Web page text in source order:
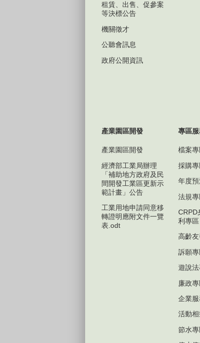
租賃、出售、促參案
等決標公告
機關徵才
公聽會訊息
政府公開資訊
產業園區開發
產業園區開發
經濟部工業局辦理
「補助地方政府及民
間開發工業區更新示
範計畫」公告
工業用地申請同意移
轉證明應附文件一覽
表.odt
專區
檔案
採購
年度
法規
CRPD
利專區
高齡
訴願
遊說
廉政
企業
活動
節水